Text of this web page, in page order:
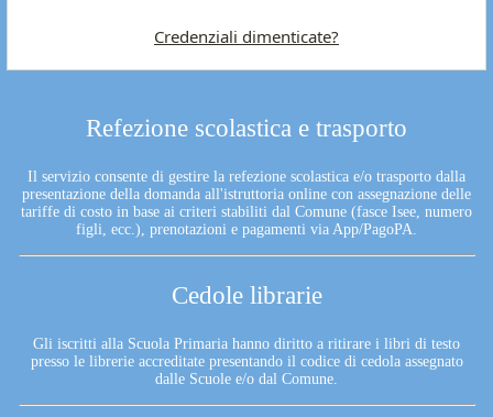
Refezione scolastica e trasporto
Il servizio consente di gestire la refezione scolastica e/o trasporto dalla
presentazione della domanda all'istruttoria online con assegnazione delle
tariffe di costo in base ai criteri stabiliti dal Comune (fasce Isee, numero
figli, ecc.), prenotazioni e pagamenti via App/PagoPA.
Cedole librarie
Gli iscritti alla Scuola Primaria hanno diritto a ritirare i libri di testo
presso le librerie accreditate presentando il codice di cedola assegnato
dalle Scuole e/o dal Comune.
Credenziali dimenticate?